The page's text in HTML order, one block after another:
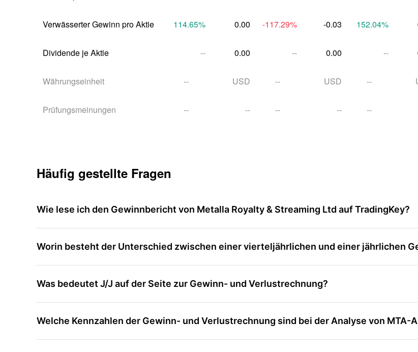
Verwässerter Gewinn pro Aktie 114.65% 0.00 -117.29% -0.03 152.04%
Dividende je Aktie -- 0.00 -- 0.00 --
Währungseinheit -- USD -- USD --
Prüfungsmeinungen -- -- -- -- --
Häufig gestellte Fragen
Wie lese ich den Gewinnbericht von Metalla Royalty & Streaming Ltd auf TradingKey?
Worin besteht der Unterschied zwischen einer vierteljährlichen und einer jährlichen
Was bedeutet J/J auf der Seite zur Gewinn- und Verlustrechnung?
Welche Kennzahlen der Gewinn- und Verlustrechnung sind bei der Analyse von MTA-